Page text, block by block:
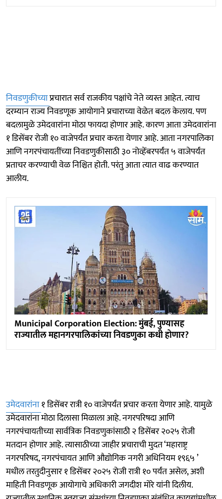
निवडणुकीच्याप्रचारात सर्व राजकीय पक्षांचे नेते व्यस्त आहेत. त्याच
दरम्यान राज्य निवडणूक आयोगाने प्रचाराच्या वेळेत बदल केलाय. पण
बदलामुळे उमेदवारांना मोठा फायदा होणार आहे. कारण आता उमेदवारांना
१ डिसेंबर रोजी १० वाजेपर्यंत प्रचार करता येणार आहे. आता नगरपालिका
आणि नगरपंचायतींच्या निवडणुकीसाठी ३० नोव्हेंबरपर्यंत ५ वाजेपर्यंत
प्रताचर करण्याची वेळ निश्चित होती. परंतु आता त्यात वाढ करण्यात
आलीय.
Municipal Corporation Election: मुंबई, पुण्यासह
राज्यातील महानगरपालिकांच्या निवडणुका कधी होणार?
उमेदवारांना१ डिसेंबर रात्री १० वाजेपर्यंत प्रचार करता येणार आहे. यामुळे
उमेदवारांना मोठा दिलासा मिळाला आहे. नगरपरिषदा आणि
नगरपंचायतीच्या सार्वत्रिक निवडणुकांसाठी २ डिसेंबर २०२५ रोजी
मतदान होणार आहे. त्यासाठीच्या जाहीर प्रचाराची मुदत ‘महाराष्ट्र
नगरपरिषद, नगरपंचायत आणि औद्योगिक नगरी अधिनियम १९६५ ’
मधील तरतुदीनुसार १ डिसेंबर २०२५ रोजी रात्री १० पर्यंत असेल, अशी
माहिती निवडणूक आयोगाचे अधिकारी जगदीश मोरे यांनी दिलीय.